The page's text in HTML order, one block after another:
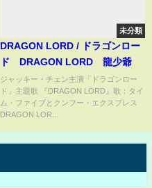
未分類
DRAGON LORD / ドラゴンロー
ド DRAGON LORD 龍少爺
ジャッキー・チェン主演「ドラゴンロー
ド」主題歌 『DRAGON LORD』歌：タイ
ム・ファイブとクンフー・エクスプレス
DRAGON LOR...